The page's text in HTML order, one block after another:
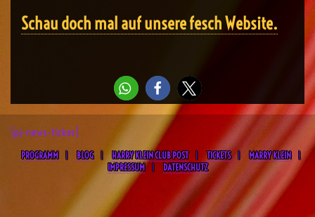
Schau doch mal auf unsere fesch Website.
[pj-news-ticker]
PROGRAMM BLOG HARRY KLEIN CLUB POST TICKETS
MARRY KLEIN
IMPRESSUM
DATENSCHUTZ